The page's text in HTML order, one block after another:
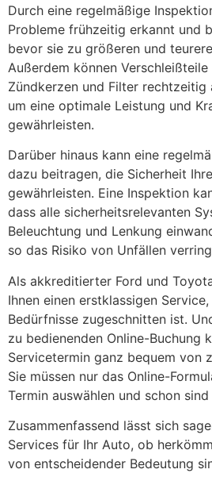
Durch eine regelmäßige
Probleme frühzeitig erkannt und
bevor sie zu größeren und
Außerdem können
Zündkerzen und Filter rechtzeitig
um eine optimale Leistung und
gewährleisten.
Darüber hinaus kann eine
dazu beitragen, die Sicherheit
gewährleisten. Eine Inspektion
dass alle sicherheitsrelevanten
Beleuchtung und Lenkung
so das Risiko von Unfällen
Als akkreditierter Ford und
Ihnen einen erstklassigen
Bedürfnisse zugeschnitten ist.
zu bedienenden Online-Buchung
Servicetermin ganz bequem von
Sie müssen nur das Online-
Termin auswählen und schon
Zusammenfassend lässt sich
Services für Ihr Auto, ob
von entscheidender Bedeutung